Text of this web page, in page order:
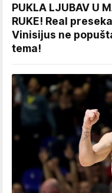
PUKLA LJUBAV U
RUKE! Real
Vinisijus ne
tema!